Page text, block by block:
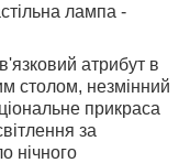
лампа -
атрибут в
столом, незмінний
прикраса
за
нічного